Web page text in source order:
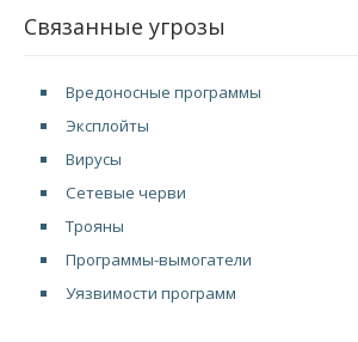
Связанные угрозы
Вредоносные программы
Эксплойты
Вирусы
Сетевые черви
Трояны
Программы-вымогатели
Уязвимости программ